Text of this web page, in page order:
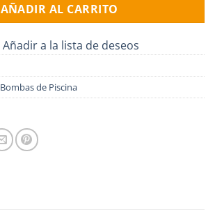
AÑADIR AL CARRITO
Añadir a la lista de deseos
Bombas de Piscina